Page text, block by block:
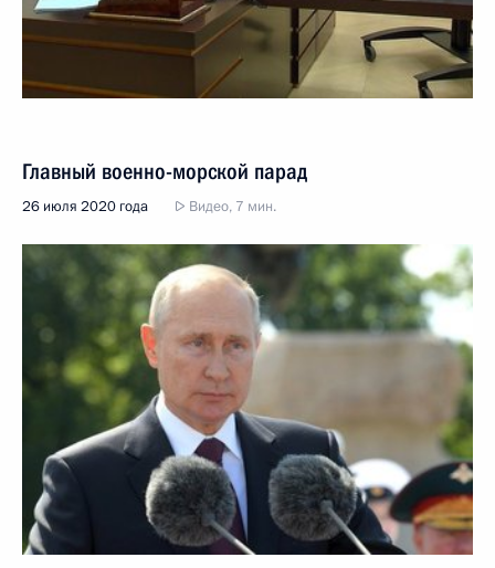
Главный военно-морской парад
26 июля 2020 года Видео, 7 мин.